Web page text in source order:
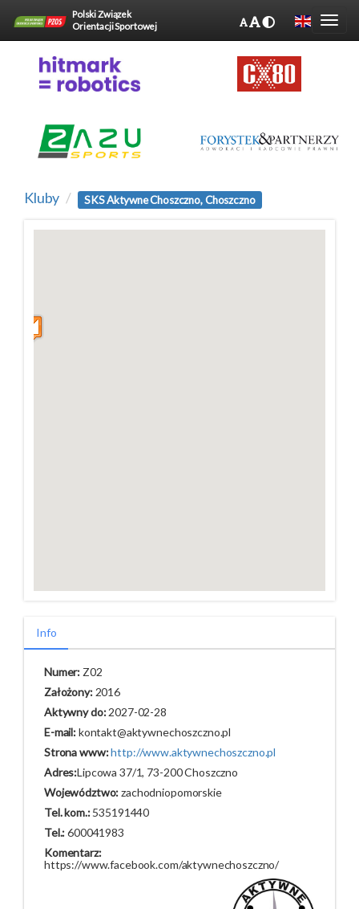
Polski Związek
Orientacji Sportowej
Kluby SKS Aktywne Choszczno, Choszczno
Info
Numer: Z02
Założony:2016
Aktywny do:2027-02-28
E-mail:kontakt@aktywnechoszczno.pl
Strona www:http://www.aktywnechoszczno.pl
Adres:Lipcowa 37/1, 73-200 Choszczno
Województwo:zachodniopomorskie
Tel. kom.:535191440
Tel.:600041983
Komentarz:
https://www.facebook.com/aktywnechoszczno/